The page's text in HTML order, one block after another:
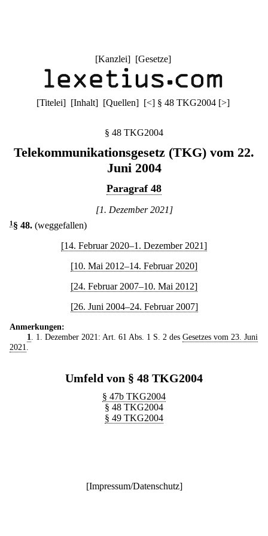
[Kanzlei] [Gesetze]
[Titelei] [Inhalt] [Quellen] [<] § 48 TKG2004 [>]
§ 48 TKG2004
Telekommunikationsgesetz (TKG) vom 22.
Juni 2004
Paragraf 48
[1. Dezember 2021]
1 § 48. (weggefallen)
[14. Februar 2020–1. Dezember 2021]
[10. Mai 2012–14. Februar 2020]
[24. Februar 2007–10. Mai 2012]
[26. Juni 2004–24. Februar 2007]
Anmerkungen:
1
. 1. Dezember 2021: Art. 61 Abs. 1 S. 2 des Gesetzes vom 23. Juni
2021
Umfeld von § 48 TKG2004
§ 47b TKG2004
§ 48 TKG2004
§ 49 TKG2004
[Impressum/Datenschutz]